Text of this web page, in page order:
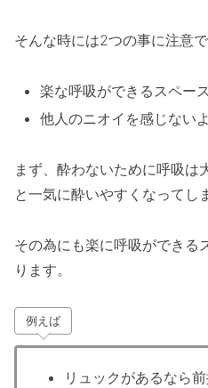
そんな時には2つの事に注意で
楽な呼吸ができるスペー
他人のニオイを感じない
まず、酔わないために呼吸は
と一気に酔いやすくなってし
その為にも楽に呼吸ができる
ります。
例えば
リュックがあるなら